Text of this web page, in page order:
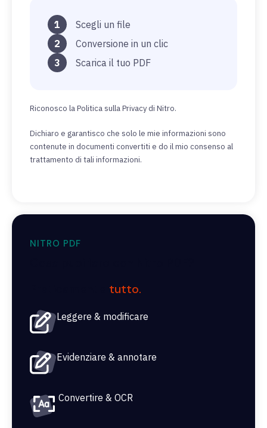
1
Scegli un file
2
Conversione in un clic
3
Scarica il tuo PDF
Riconosco la Politica sulla Privacy di Nitro.
Dichiaro e garantisco che solo le mie informazioni sono
contenute in documenti convertiti e do il mio consenso al
trattamento di tali informazioni.
NITRO PDF
tutto.
Leggere & modificare
Evidenziare & annotare
Convertire & OCR